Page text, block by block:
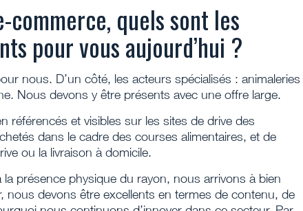
quels sont les
pour vous aujourd’hui ?
nous. D’un côté, les acteurs spécialisés : animaleries
Nous devons y être présents avec une offre large.
référencés et visibles sur les sites de drive des
dans le cadre des courses alimentaires, et de
ou la livraison à domicile.
présence physique du rayon, nous arrivons à bien
nous devons être excellents en termes de contenu, de